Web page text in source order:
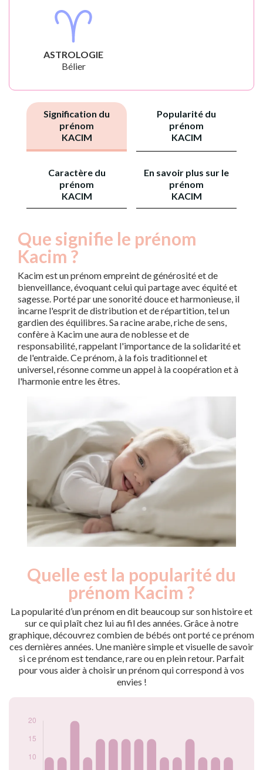
ASTROLOGIE
Bélier
Signification du
prénom
KACIM
Popularité du
prénom
KACIM
Caractère du
prénom
KACIM
En savoir plus sur le
prénom
KACIM
Que signifie le prénom
Kacim ?
Kacim est un prénom empreint de générosité et de
bienveillance, évoquant celui qui partage avec équité et
sagesse. Porté par une sonorité douce et harmonieuse, il
incarne l'esprit de distribution et de répartition, tel un
gardien des équilibres. Sa racine arabe, riche de sens,
confère à Kacim une aura de noblesse et de
responsabilité, rappelant l'importance de la solidarité et
de l'entraide. Ce prénom, à la fois traditionnel et
universel, résonne comme un appel à la coopération et à
l'harmonie entre les êtres.
Quelle est la popularité du
prénom Kacim ?
La popularité d’un prénom en dit beaucoup sur son histoire et
sur ce qui plaît chez lui au fil des années. Grâce à notre
graphique, découvrez combien de bébés ont porté ce prénom
ces dernières années. Une manière simple et visuelle de savoir
si ce prénom est tendance, rare ou en plein retour. Parfait
pour vous aider à choisir un prénom qui correspond à vos
envies !
Année
Nouveaux-
nés
2010
10
2011
10
2012
20
2013
10
2014
15
2015
15
2019
2020
2021